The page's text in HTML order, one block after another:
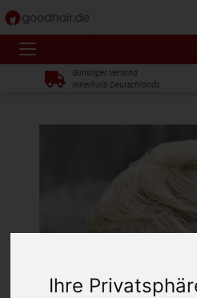
Ihre
Günstiger Versand
innerhalb Deutschlands